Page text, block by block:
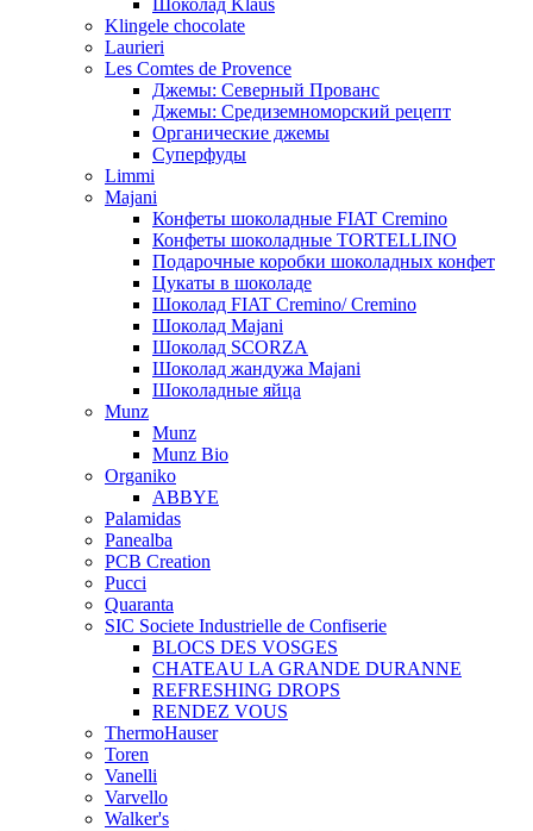
Шоколад Klaus
Klingele chocolate
Laurieri
Les Comtes de Provence
Джемы: Северный Прованс
Джемы: Средиземноморский рецепт
Органические джемы
Суперфуды
Limmi
Majani
Конфеты шоколадные FIAT Cremino
Конфеты шоколадные TORTELLINO
Подарочные коробки шоколадных конфет
Цукаты в шоколаде
Шоколад FIAT Cremino/ Cremino
Шоколад Majani
Шоколад SCORZA
Шоколад жандужа Majani
Шоколадные яйца
Munz
Munz
Munz Bio
Organiko
ABBYE
Palamidas
Panealba
PCB Creation
Pucci
Quaranta
SIC Societe Industrielle de Confiserie
BLOCS DES VOSGES
CHATEAU LA GRANDE DURANNE
REFRESHING DROPS
RENDEZ VOUS
ThermoHauser
Toren
Vanelli
Varvello
Walker's